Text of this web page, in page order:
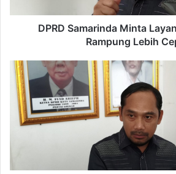
Cepat
DPRD Samarinda Minta
Rampung Lebih
Lulusan
SD
Membludak,
DPRD
Samarinda